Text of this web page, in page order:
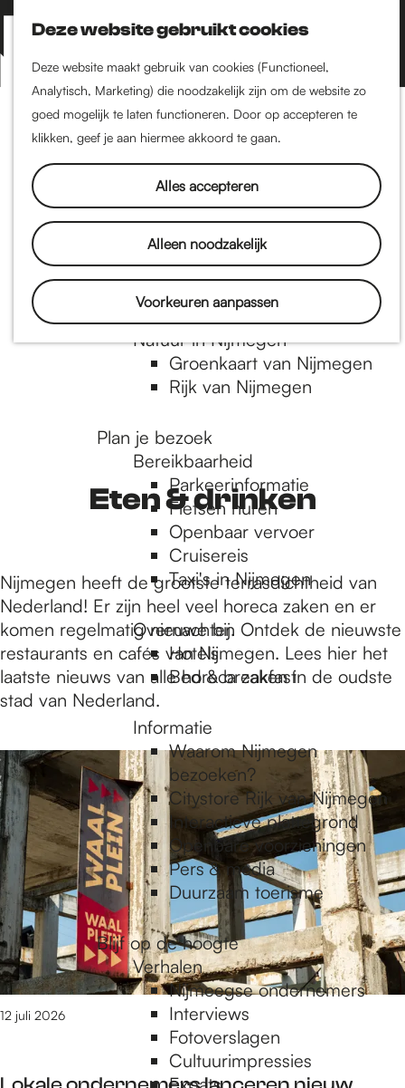
Deze website gebruikt cookies
Deze website maakt gebruik van cookies (Functioneel,
Analytisch, Marketing) die noodzakelijk zijn om de website zo
goed mogelijk te laten functioneren. Door op accepteren te
klikken, geef je aan hiermee akkoord te gaan.
Alles accepteren
Alleen noodzakelijk
Voorkeuren aanpassen
Z
o
e
k
e
K
a
a
r
t
M
e
n
Nijmegen-Nieuw-West
Dukenburg
Lindenholt
Historie
De oudste stad van
Nederland
Historische tijdlijn
Romeinse Limes
Vrede van Nijmegen
Penning
Natuur in Nijmegen
Groenkaart van Nijmegen
Rijk van Nijmegen
Plan je bezoek
Bereikbaarheid
Parkeerinformatie
Fietsen huren
Openbaar vervoer
Cruisereis
Taxi's in Nijmegen
Overnachten
Hotels
Bed & breakfast
Informatie
Waarom Nijmegen
bezoeken?
Citystore Rijk van Nijmegen
Interactieve plattegrond
Openbare voorzieningen
Pers & media
Duurzaam toerisme
Blijf op de hoogte
Verhalen
Nijmeegse ondernemers
Interviews
Fotoverslagen
Cultuurimpressies
Eten & drinken
Nijmegen heeft de grootste terrasdichtheid van
Nederland! Er zijn heel veel horeca zaken en er
komen regelmatig nieuwe bij. Ontdek de nieuwste
restaurants en cafés van Nijmegen. Lees hier het
laatste nieuws van alle horeca zaken in de oudste
stad van Nederland.
1
t
/
m
1
5
v
a
n
1
0
2
s
12 juli 2026